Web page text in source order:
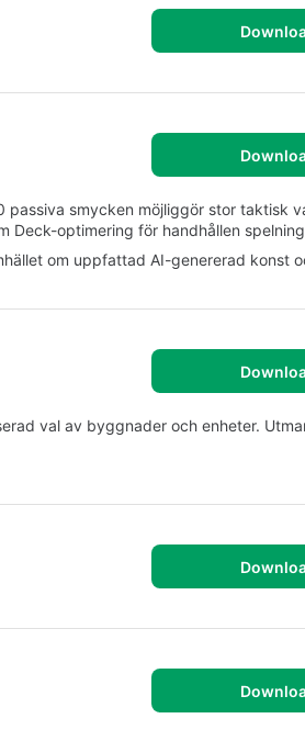
smycken möjliggör stor taktisk
Deck-optimering för handhållen
om uppfattad AI-genererad konst
val av byggnader och enheter.